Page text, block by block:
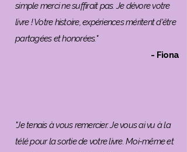
simple merci ne suffirait pas. Je dévore votre
livre ! Votre histoire, expériences méritent d'être
partagées et honorées."
- Fiona
"Je tenais à vous remercier. Je vous ai vu à la
télé pour la sortie de votre livre. Moi-même et